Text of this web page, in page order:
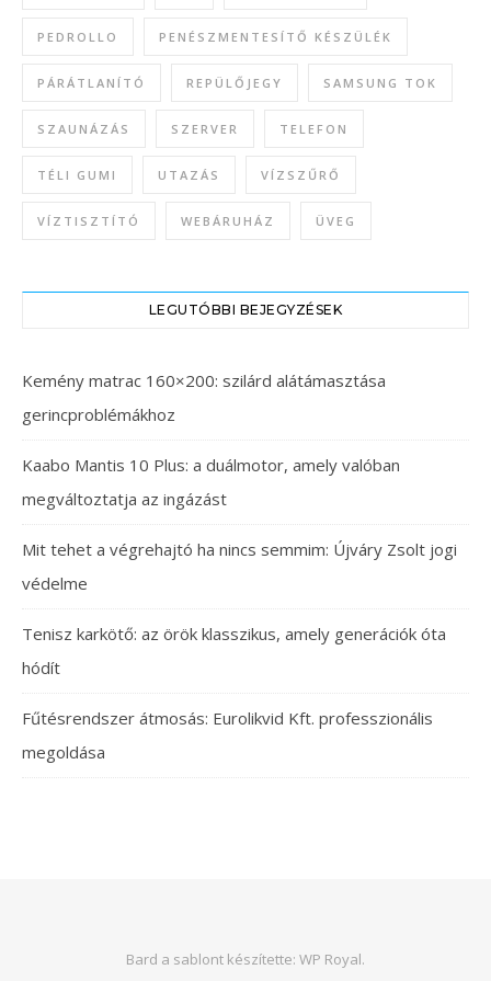
PEDROLLO PENÉSZMENTESÍTŐ KÉSZÜLÉK
PÁRÁTLANÍTÓ REPÜLŐJEGY SAMSUNG TOK
SZAUNÁZÁS SZERVER TELEFON
TÉLI GUMI UTAZÁS VÍZSZŰRŐ
VÍZTISZTÍTÓ WEBÁRUHÁZ ÜVEG
LEGUTÓBBI BEJEGYZÉSEK
Kemény matrac 160×200: szilárd alátámasztása
gerincproblémákhoz
Kaabo Mantis 10 Plus: a duálmotor, amely valóban
megváltoztatja az ingázást
Mit tehet a végrehajtó ha nincs semmim: Újváry Zsolt jogi
védelme
Tenisz karkötő: az örök klasszikus, amely generációk óta
hódít
Fűtésrendszer átmosás: Eurolikvid Kft. professzionális
megoldása
Bard a sablont készítette: WP Royal.